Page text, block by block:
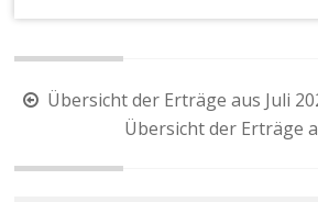
Übersicht der Erträge aus Juli
Übersicht der Erträge